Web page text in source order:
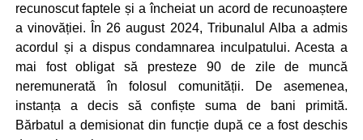
recunoscut faptele și a încheiat un acord de recunoaștere
a vinovăției. În 26 august 2024, Tribunalul Alba a admis
acordul și a dispus condamnarea inculpatului. Acesta a
mai fost obligat să presteze 90 de zile de muncă
neremunerată în folosul comunității. De asemenea,
instanța a decis să confiște suma de bani primită.
Bărbatul a demisionat din funcție după ce a fost deschis